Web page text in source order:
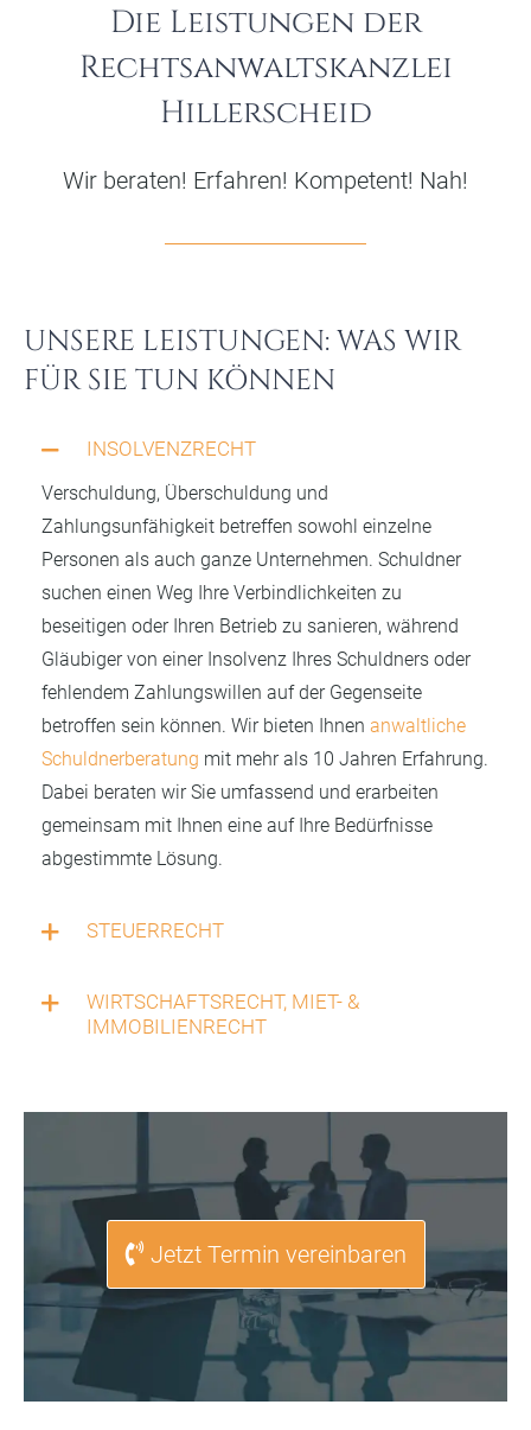
Die Leistungen der
Rechtsanwaltskanzlei
Hillerscheid
Wir beraten! Erfahren! Kompetent! Nah!
UNSERE LEISTUNGEN: WAS WIR
FÜR SIE TUN KÖNNEN
INSOLVENZRECHT
Verschuldung, Überschuldung und
Zahlungsunfähigkeit betreffen sowohl einzelne
Personen als auch ganze Unternehmen. Schuldner
suchen einen Weg Ihre Verbindlichkeiten zu
beseitigen oder Ihren Betrieb zu sanieren, während
Gläubiger von einer Insolvenz Ihres Schuldners oder
fehlendem Zahlungswillen auf der Gegenseite
betroffen sein können. Wir bieten Ihnen anwaltliche
Schuldnerberatung mit mehr als 10 Jahren Erfahrung.
Dabei beraten wir Sie umfassend und erarbeiten
gemeinsam mit Ihnen eine auf Ihre Bedürfnisse
abgestimmte Lösung.
STEUERRECHT
WIRTSCHAFTSRECHT, MIET- &
IMMOBILIENRECHT
Jetzt Termin vereinbaren